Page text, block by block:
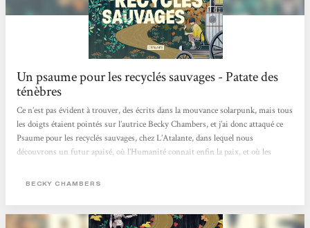
Un psaume pour les recyclés sauvages - Patate des
ténèbres
Ce n’est pas évident à trouver, des écrits dans la mouvance solarpunk, mais tous
les doigts étaient pointés sur l’autrice Becky Chambers, et j’ai donc attaqué ce
Psaume pour les recyclés sauvages, chez L’Atalante, dans lequel nous
découvrons un futur apaisé, où l’Humanité connait enfin la paix, et où les
une pluie de missiles sur leurs créateurs, mais plutôt à se retirer, jusqu’à
BECKY CHAMBERS